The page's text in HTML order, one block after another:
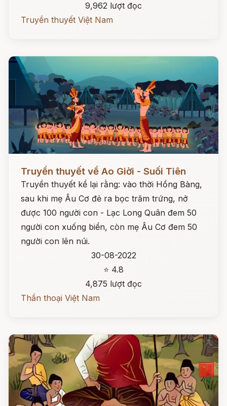
9,962 lượt đọc
Truyền thuyết Việt Nam
Đọc ngay
Truyền thuyết về Ao Giời - Suối Tiên
Truyền thuyết kể lại rằng: vào thời Hồng Bàng,
sau khi mẹ Âu Cơ đẻ ra bọc trăm trứng, nở
được 100 người con - Lạc Long Quân đem 50
người con xuống biển, còn mẹ Âu Cơ đem 50
người con lên núi.
30-08-2022
⭐ 4.8
4,875 lượt đọc
Thần thoại Việt Nam